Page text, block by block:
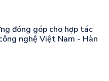
đóng góp cho hợp tác
nghệ Việt Nam - Hàn